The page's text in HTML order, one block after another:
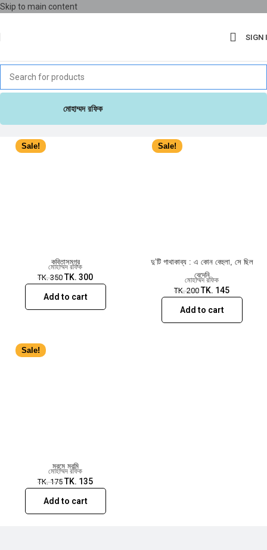
Skip to main content
SIGN
মোহাম্মদ রফিক
Sale!
কবিতাসমগ্র
মোহাম্মদ রফিক
TK.350 TK. 300
Add to cart
Sale!
দু’টি গাথাকাব্য : এ কোন বেহুলা, সে ছিল
বেদেনি
মোহাম্মদ রফিক
TK.200 TK. 145
Add to cart
Sale!
​​​​​​​মরমে মরমি
মোহাম্মদ রফিক
TK.175 TK. 135
Add to cart